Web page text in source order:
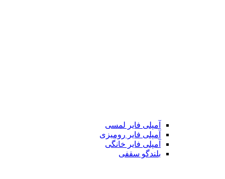
آمپلی فایر لمسی
آمپلی فایر رومیزی
آمپلی فایر خانگی
بلندگو سقفی